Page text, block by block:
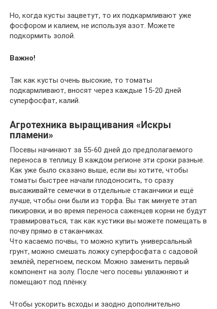
Но, когда кусты зацветут, то их подкармливают уже
фосфором и калием, не используя азот. Можете
подкормить золой.
Важно!
Так как кусты очень высокие, то томаты
подкармливают, вносят через каждые 15-20 дней
суперфосфат, калий.
Агротехника выращивания «Искры
пламени»
Посевы начинают за 55-60 дней до предполагаемого
переноса в теплицу. В каждом регионе эти сроки разные.
Как уже было сказано выше, если вы хотите, чтобы
томаты быстрее начали плодоносить, то сразу
высаживайте семечки в отдельные стаканчики и ещё
лучше, чтобы они были из торфа. Вы так минуете этап
пикировки, и во время переноса саженцев корни не будут
травмироваться, так как кустики вы можете помещать в
почву прямо в стаканчиках.
Что касаемо почвы, то можно купить универсальный
грунт, можно смешать ложку суперфосфата с садовой
землёй, перегноем, песком. Можно заменить первый
компонент на золу. После чего посевы увлажняют и
помещают под плёнку.
Чтобы ускорить всходы и заодно дополнительно